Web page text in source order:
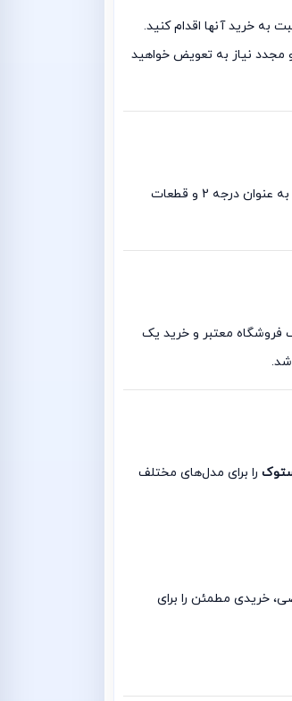
به خرید آنها اقدام کنید.
مجدد نیاز به تعویض خواهید
برند اصلی لوازم هیوندا جنیون پارت و موبیس می‌باشد. البتّه توجّه داشته باشید که موبیس زیر مجموعه‌ی هیوندای پارت می‌باشد و قطعات موبیس به عنوان درجه 2 و قطعات
فروشگاه معتبر و خرید یک
را برای مدل‌های مختلف
خریدی مطمئن را برای